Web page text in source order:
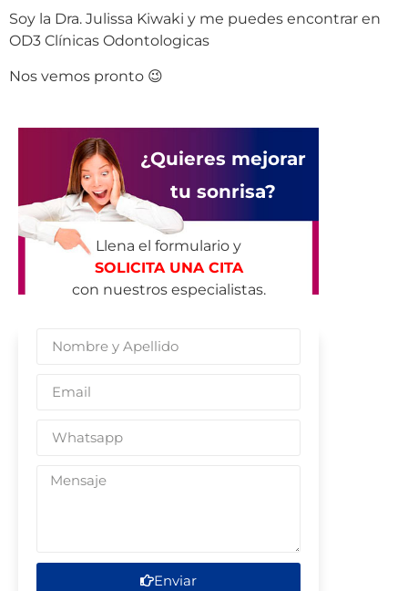
Soy la Dra. Julissa Kiwaki y me puedes encontrar en
OD3 Clínicas Odontologicas
Nos vemos pronto 😉
¿Quieres mejorar
tu sonrisa?
Llena el formulario y
SOLICITA UNA CITA
con nuestros especialistas.
Enviar